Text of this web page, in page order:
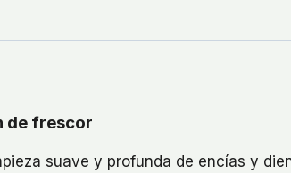
de frescor
suave y profunda de encías y